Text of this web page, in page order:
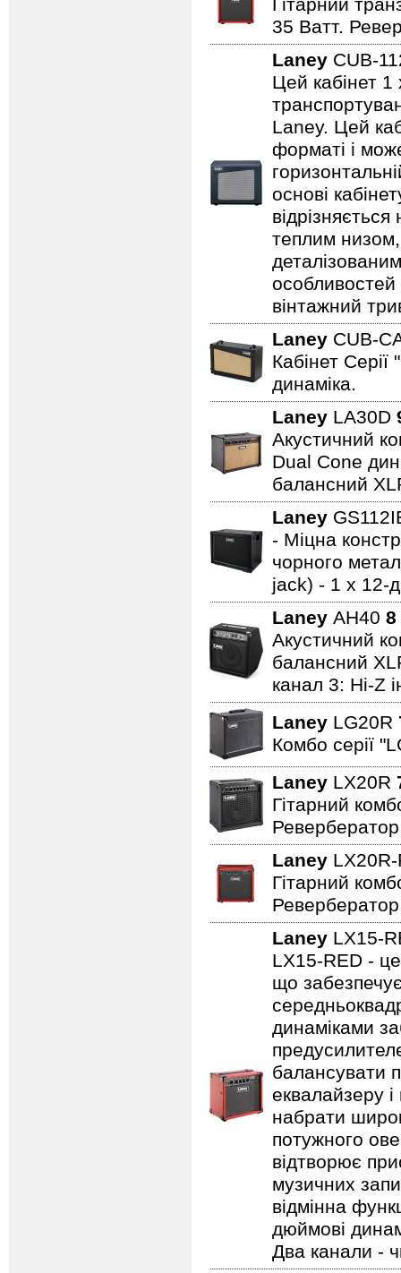
Гітарний
35 Ватт.
Laney CUB-
Цей кабінет 1
Laney. Цей
форматі і
основі
теплим
особливостей
вінтажний
Laney CUB-
Кабінет
динаміка.
Laney LA30D
Акустичний
Dual Cone
балансний
Laney
- Міцна
чорного
jack) - 1 x 12-
Laney AH40 8
Акустичний
балансний
канал 3: Hi-Z
Laney LG20R
Комбо серії
Laney LX20R
Гітарний
Laney
Гітарний
Laney LX15-
LX15-RED -
що
динаміками
балансувати
еквалайзеру
набрати
потужного
відтворює
музичних
відмінна
дюймові
Два канали -